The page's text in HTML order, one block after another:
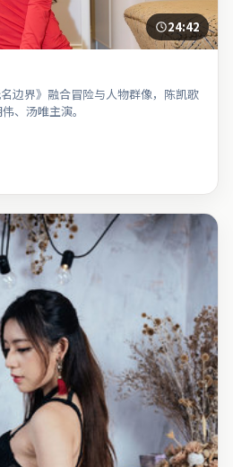
24:42
边界》融合冒险与人物群像，陈凯歌
、汤唯主演。